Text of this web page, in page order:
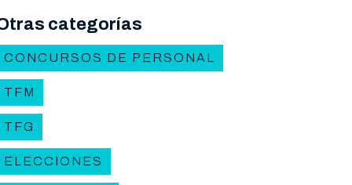
categorías
CONCURSOS DE PERSONAL
TFM
TFG
ELECCIONES